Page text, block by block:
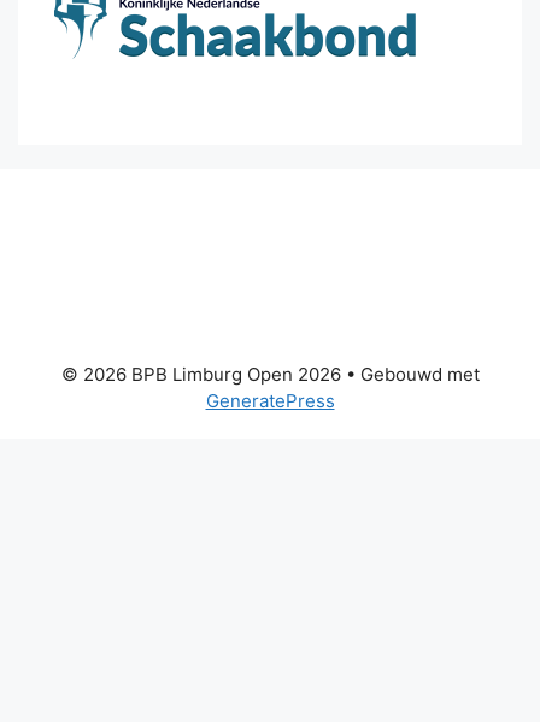
© 2026 BPB Limburg Open 2026• Gebouwd met
GeneratePress